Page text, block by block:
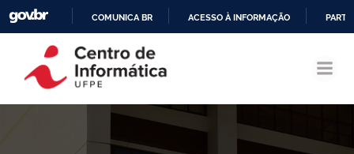
CONTEÚDO
COMUNICA BR ACESSO À INFORMAÇÃO